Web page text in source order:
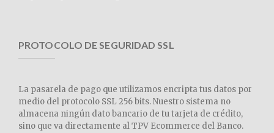
PROTOCOLO DE SEGURIDAD SSL
La pasarela de pago que utilizamos encripta tus datos por
medio del protocolo SSL 256 bits. Nuestro sistema no
almacena ningún dato bancario de tu tarjeta de crédito,
sino que va directamente al TPV Ecommerce del Banco.